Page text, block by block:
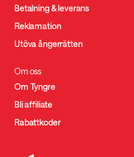
Betalning & leverans
Reklamation
Utöva ångerrätten
Om oss
Om Tyngre
Bli affiliate
Rabattkoder